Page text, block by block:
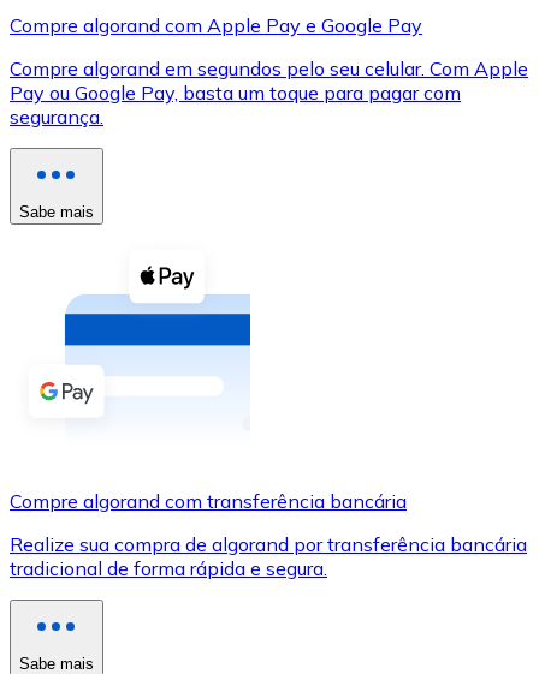
XRP
XRP
Ver tudo
Cupons cripto
Compre criptomoedas com dinheiro e outros
Comprar com dinheiro
Transferência SEPA
Use cartões Visa e Mastercard para comprar
Comprar com cartão
Compre algorand com Apple Pay e Google Pay
Compre algorand em segundos pelo seu celular. Com Apple
Pay ou Google Pay, basta um toque para pagar com
segurança.
Sabe mais
Compre algorand com transferência bancária
Realize sua compra de algorand por transferência bancária
tradicional de forma rápida e segura.
Sabe mais